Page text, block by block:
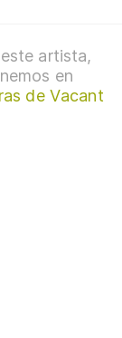
artista,
en
de Vacant